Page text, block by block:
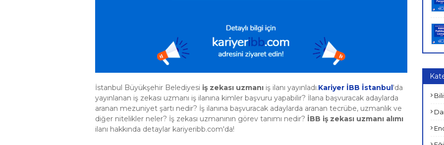
İstanbul Büyükşehir Belediyesi iş zekası uzmanı iş ilanı yayınladı.Kariyer İBB İstanbul 'da
yayınlanan iş zekası uzmanı iş ilanına kimler başvuru yapabilir? İlana başvuracak adaylarda
aranan mezuniyet şartı nedir? İş ilanına başvuracak adaylarda aranan tecrübe, uzmanlık ve
diğer nitelikler neler? İş zekası uzmanının görev tanımı nedir? İBB iş zekası uzmanı alımı
ilanı hakkında detaylar kariyeribb.com'da!